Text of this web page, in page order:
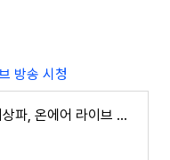
방송 시청
실시간TV DMB, 지상파, 온에어 라이브 방송 시청